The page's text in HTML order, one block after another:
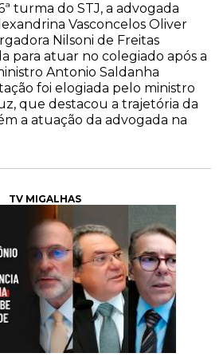
turma do STJ, a advogada
Vasconcelos Oliver
Nilsoni de Freitas
para atuar no colegiado após a
Antonio Saldanha
foi elogiada pelo ministro
que destacou a trajetória da
a atuação da advogada na
TV MIGALHAS